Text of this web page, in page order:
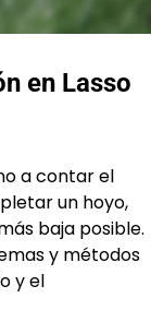
en Lasso
a contar el
un hoyo,
baja posible.
y métodos
y el